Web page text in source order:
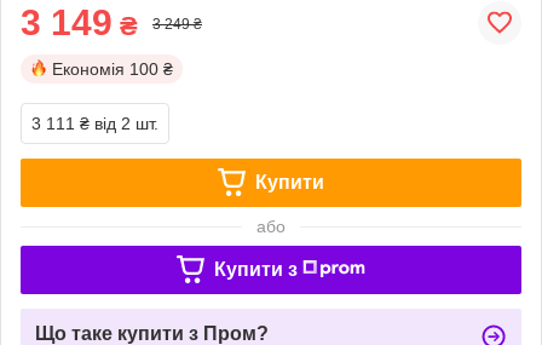
3 149 ₴ 3 249 ₴
Економія 100 ₴
3 111 ₴ від 2 шт.
Купити
або
Купити з
Що таке купити з Пром?